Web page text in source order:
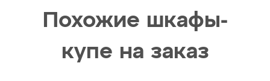
Похожие шкафы-
купе на заказ